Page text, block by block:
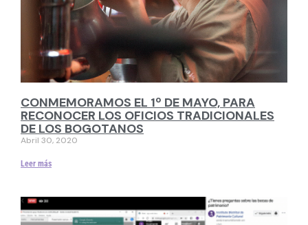
CONMEMORAMOS EL 1º DE MAYO, PARA
RECONOCER LOS OFICIOS TRADICIONALES
DE LOS BOGOTANOS
Abril 30, 2020
Leer más